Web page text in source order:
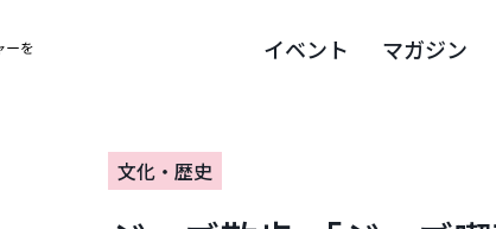
イベント マガジン
文化・歴史